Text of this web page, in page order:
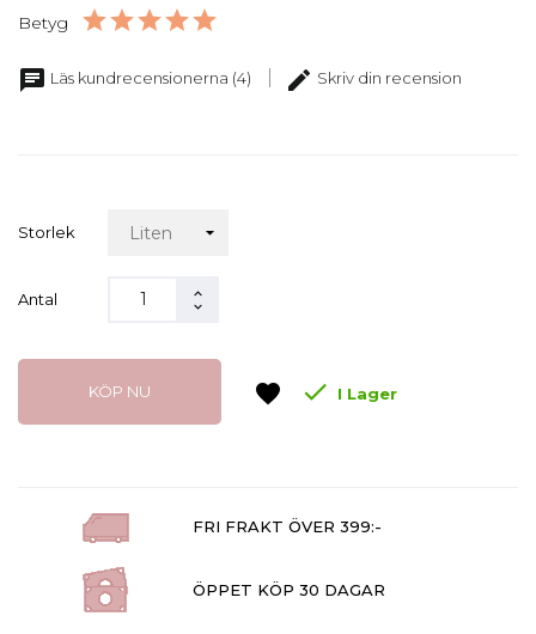
Betyg
chat Läs kundrecensionerna (4) edit Skriv din recension
Storlek
Antal
KÖP NU favorite  I Lager
FRI FRAKT ÖVER 399:-
ÖPPET KÖP 30 DAGAR